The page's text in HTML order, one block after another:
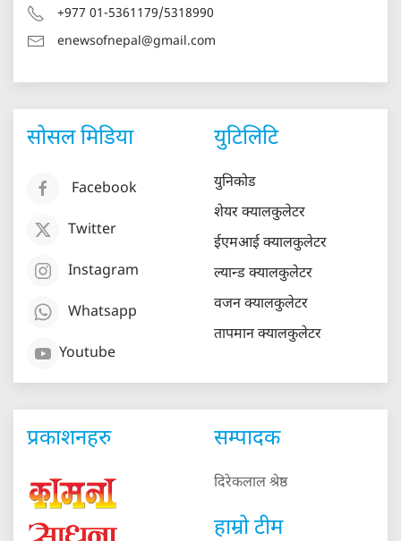
+977 01-5361179/5318990
enewsofnepal@gmail.com
सोसल मिडिया
Facebook
Twitter
Instagram
Whatsapp
Youtube
युटिलिटि
युनिकोड
शेयर क्यालकुलेटर
ईएमआई क्यालकुलेटर
ल्यान्ड क्यालकुलेटर
वजन क्यालकुलेटर
तापमान क्यालकुलेटर
प्रकाशनहरु सम्पादक
दिरेकलाल श्रेष्ठ
हाम्रो टीम